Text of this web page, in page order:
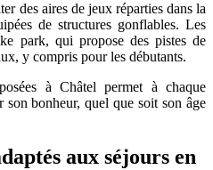
des aires de jeux réparties dans la
de structures gonflables. Les
park, qui propose des pistes de
y compris pour les débutants.
à Châtel permet à chaque
bonheur, quel que soit son âge
aux séjours en